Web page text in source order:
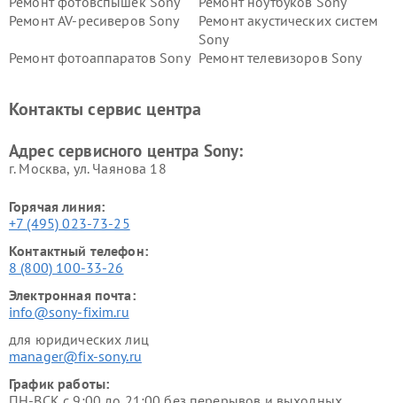
Ремонт AV-ресиверов Sony
Ремонт акустических систем
Sony
Ремонт фотоаппаратов Sony Ремонт телевизоров Sony
Контакты сервис центра
Адрес сервисного центра Sony:
г. Москва, ул. Чаянова 18
Горячая линия:
+7 (495) 023-73-25
Контактный телефон:
8 (800) 100-33-26
Электронная почта:
info@sony-fixim.ru
для юридических лиц
manager@fix-sony.ru
График работы: